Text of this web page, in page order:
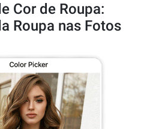
Cor de Roupa:
Roupa nas Fotos